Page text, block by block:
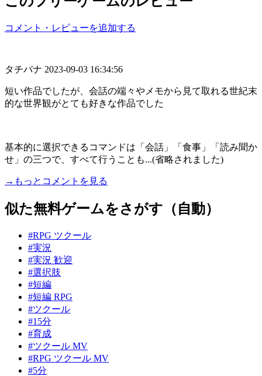
コメント・レビューを追加する
タチバナ 2023-09-03 16:34:56
短い作品でしたが、会話の端々やメモから見て取れる世紀末
的な世界観がとても好きな作品でした
基本的に選択できるコマンドは「会話」「食事」「読み聞か
せ」の三つで、すべて行うことも...(省略されました)
→もっとコメントを見る
似た無料ゲームをさがす（自動）
#RPG ツクール
#実況
#実況 歓迎
#選択肢
#短編
#短編 RPG
#ツクール
#15分
#育成
#ツクール MV
#RPG ツクール MV
#5分